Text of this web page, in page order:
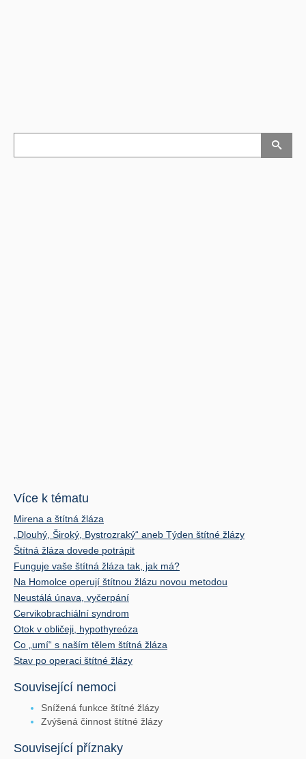
Více k tématu
Mirena a štítná žláza
„Dlouhý, Široký, Bystrozraký“ aneb Týden štítné žlázy
Štítná žláza dovede potrápit
Funguje vaše štítná žláza tak, jak má?
Na Homolce operují štítnou žlázu novou metodou
Neustálá únava, vyčerpání
Cervikobrachiální syndrom
Otok v obličeji, hypothyreóza
Co „umí“ s naším tělem štítná žláza
Stav po operaci štítné žlázy
Související nemoci
Snížená funkce štítné žlázy
Zvýšená činnost štítné žlázy
Související příznaky